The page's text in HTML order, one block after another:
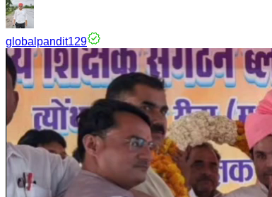
globalpandit129